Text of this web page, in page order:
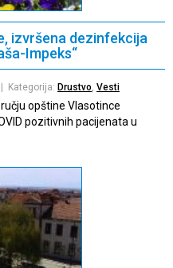
izvršena dezinfekcija
Impeks“
| Kategorija: Drustvo Vesti
opštine Vlasotince
pozitivnih pacijenata u